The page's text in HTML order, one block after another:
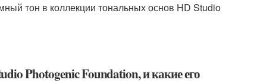
тон в коллекции тональных основ HD Studio
Photogenic Foundation, и какие его